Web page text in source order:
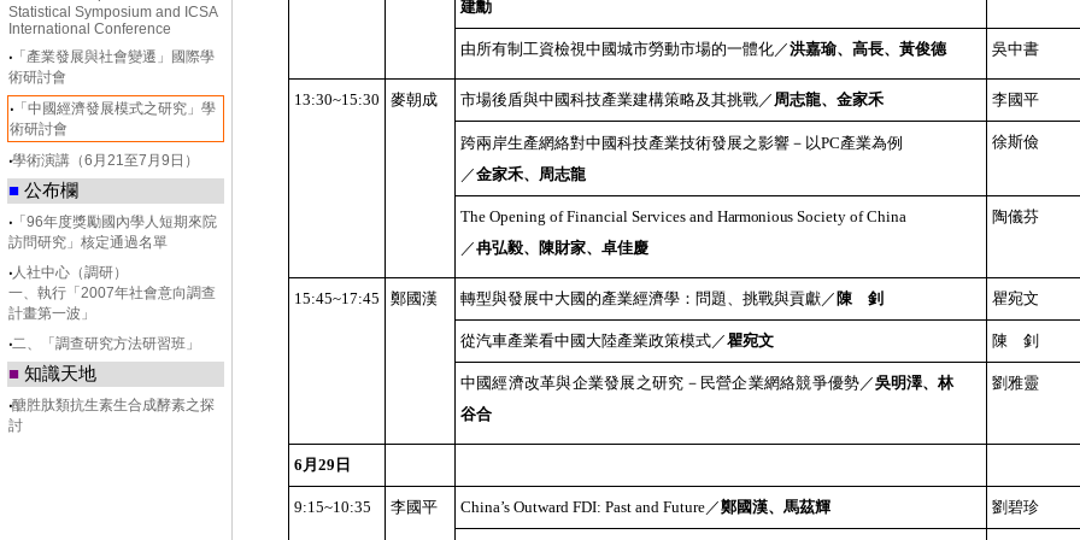
Statistical Symposium and ICSA
International Conference
‧ 「產業發展與社會變遷」國際學
術研討會
‧ 「中國經濟發展模式之研究」學
術研討會
‧學術演講（6月21至7月9日）
■ 公布欄
‧ 「96年度獎勵國內學人短期來院
訪問研究」核定通過名單
‧人社中心（調研）
一、執行「2007年社會意向調查
計畫第一波」
‧二、「調查研究方法研習班」
■ 知識天地
‧醣胜肽類抗生素生合成酵素之探
討
建勳
由所有制工資檢視中國城市勞動市場的一體化／洪嘉瑜、高長、黃俊德 吳中書
13:30~15:30 麥朝成 市場後盾與中國科技產業建構策略及其挑戰／ 周志龍、金家禾 李國平
跨兩岸生產網絡對中國科技產業技術發展之影響－以PC產業為例
／金家禾、周志龍
徐斯儉
The Opening of Financial Services and Harmonious Society of China
／冉弘毅、陳財家、卓佳慶
陶儀芬
15:45~17:45 鄭國漢 轉型與發展中大國的產業經濟學：問題、挑戰與貢獻／陳 釗 瞿宛文
從汽車產業看中國大陸產業政策模式／瞿宛文 陳 釗
中國經濟改革與企業發展之研究－民營企業網絡競爭優勢 ／吳明澤、林
谷合
劉雅靈
6 月29 日
9:15~10:35 李國平 China’s Outward FDI: Past and Future／鄭國漢、馬茲輝 劉碧珍